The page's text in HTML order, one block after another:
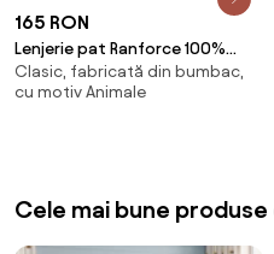
165 RON
Lenjerie pat Ranforce 100%
Cotton Pro (RCP77)
Clasic, fabricată din bumbac,
cu motiv Animale
Cele mai bune